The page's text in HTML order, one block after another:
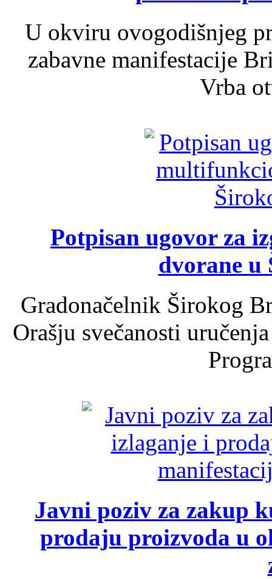
U okviru ovogodišnjeg
zabavne manifestacije
Vrba
Potpisan ugovor za
dvorane u
Gradonačelnik Širokog
Orašju svečanosti
Javni poziv za zakup
prodaju proizvoda u